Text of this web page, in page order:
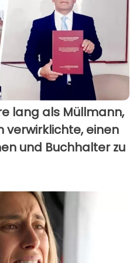
lang als Müllmann,
verwirklichte, einen
und Buchhalter zu